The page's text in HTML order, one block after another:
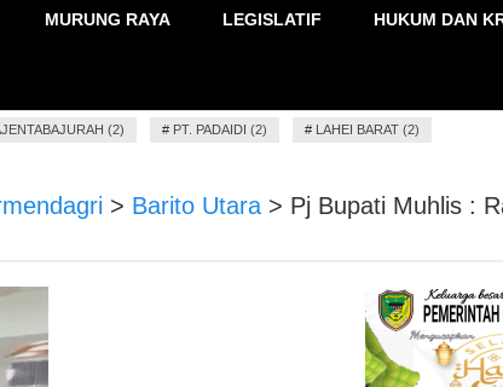
MURUNG RAYA LEGISLATIF HUKUM DAN
(2) # PT. PADAIDI (2) # LAHEI BARAT (2)
> Barito Utara > Pj Bupati Muhlis :